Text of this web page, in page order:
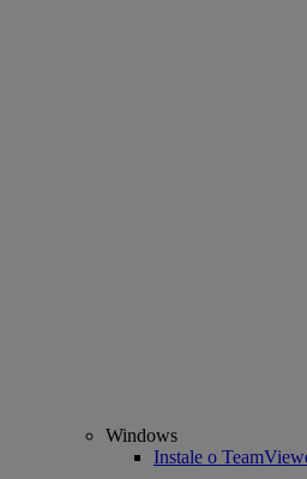
Windows
Instale o